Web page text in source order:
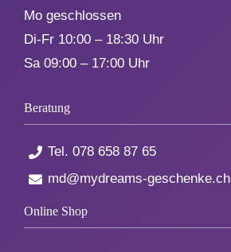
Mo geschlossen
Di-Fr 10:00 – 18:30 Uhr
Sa 09:00 – 17:00 Uhr
Beratung
Tel. 078 658 87 65
md@mydreams-geschenke.ch
Online Shop